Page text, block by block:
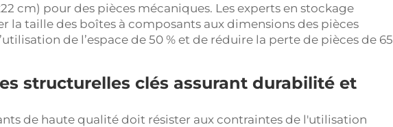
cm) pour des pièces mécaniques. Les experts en stockage
la taille des boîtes à composants aux dimensions des pièces
de l’espace de 50 % et de réduire la perte de pièces de 65
structurelles clés assurant durabilité et
de haute qualité doit résister aux contraintes de l'utilisation